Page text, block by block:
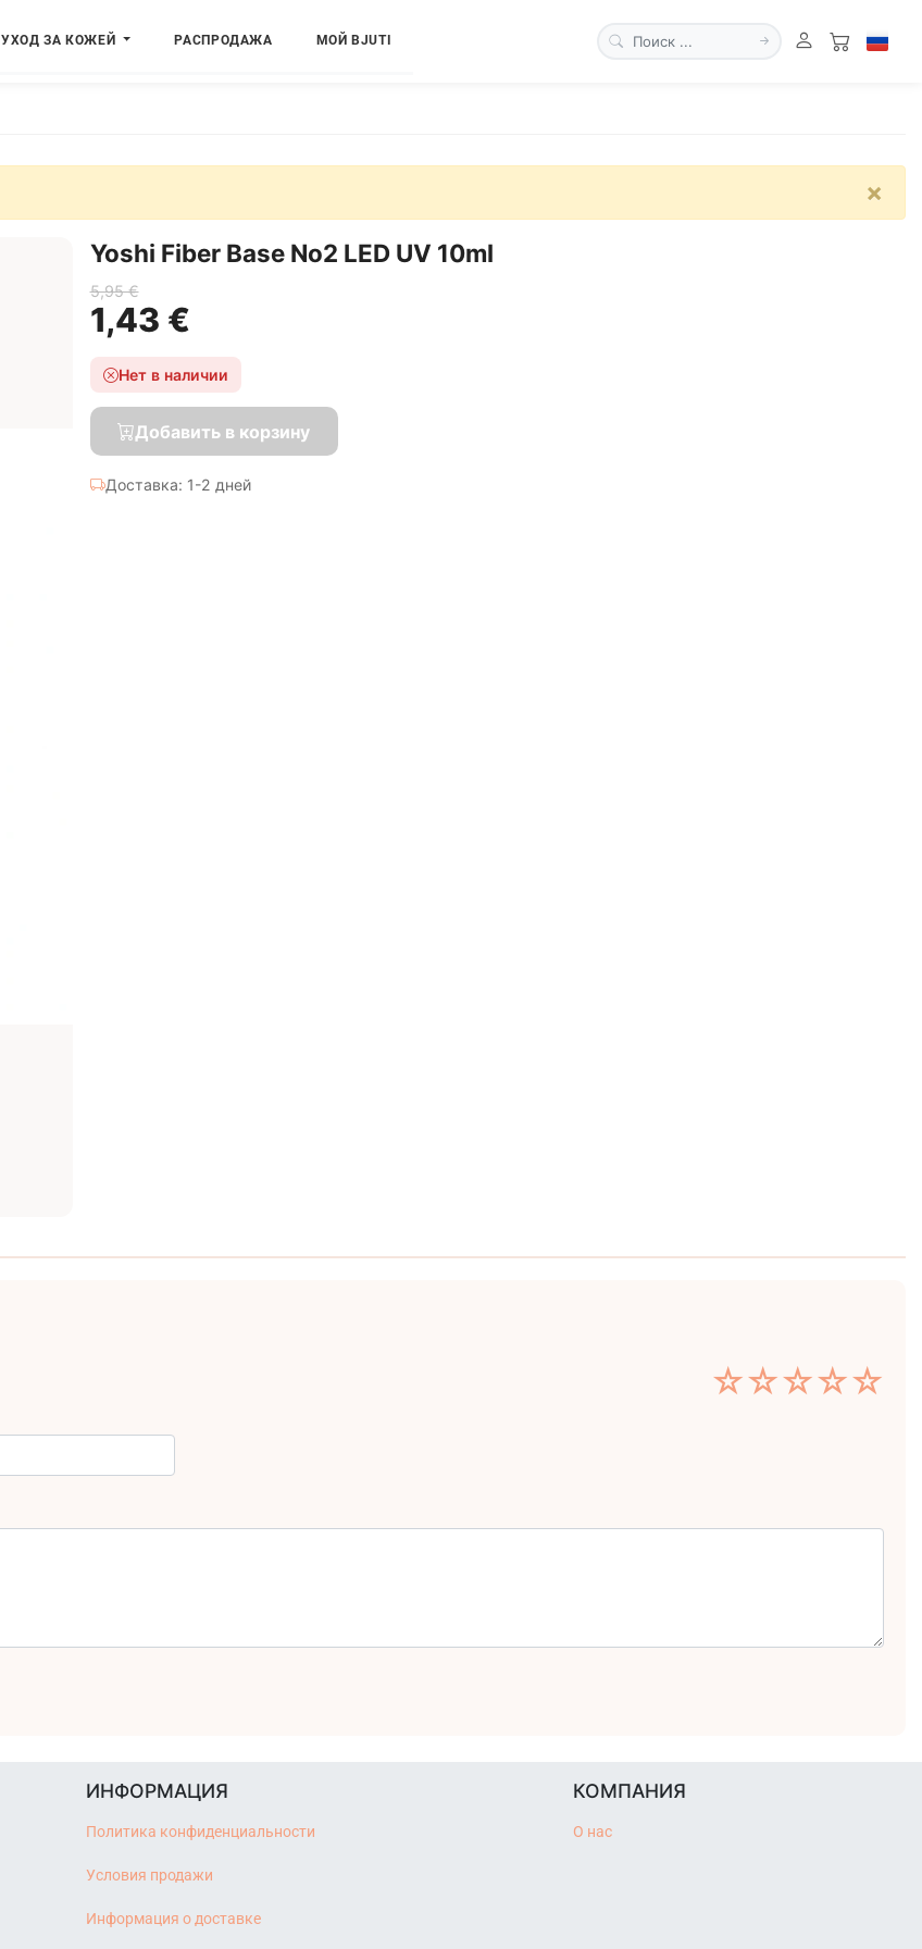
УХОД ЗА КОЖЕЙ РАСПРОДАЖА МОЙ BJUTI
×
Yoshi Fiber Base No2 LED UV 10ml
5,95 €
1,43 €
Нет в наличии
Добавить в корзину
Доставка: 1-2 дней
☆
☆
☆
☆
☆
ИНФОРМАЦИЯ
Политика конфиденциальности
Условия продажи
Информация о доставке
КОМПАНИЯ
О нас